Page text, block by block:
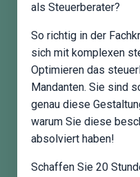
als Steuerberater?
So richtig in der
sich mit komplexen
Optimieren das
Mandanten. Sie sind
genau diese
warum Sie diese
absolviert haben!
Schaffen Sie 20